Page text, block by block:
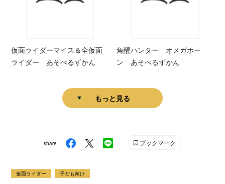
仮面ライダーマイス＆全仮面
ライダー あそべるずかん
角醒ハンター オメガホー
ン あそべるずかん
もっと見る
share ブックマーク
仮面ライダー 子ども向け